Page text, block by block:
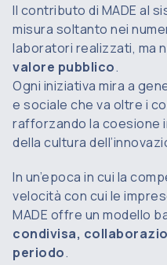
Il contributo di MADE al
misura soltanto nei
laboratori realizzati, ma
valore pubblico.
Ogni iniziativa mira a
e sociale che va oltre i
rafforzando la coesione
della cultura
In un’epoca in cui la
velocità con cui le
MADE offre un modello
condivisa,
periodo.